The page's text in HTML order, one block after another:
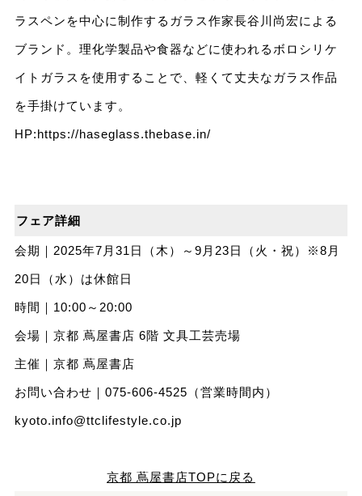
ラスペンを中心に制作するガラス作家長谷川尚宏による
ブランド。理化学製品や食器などに使われるボロシリケ
イトガラスを使用することで、軽くて丈夫なガラス作品
を手掛けています。
HP:https://haseglass.thebase.in/
フェア詳細
会期｜2025年7月31日（木）～9月23日（火・祝）※8月
20日（水）は休館日
時間｜10:00～20:00
会場｜京都 蔦屋書店 6階 文具工芸売場
主催｜京都 蔦屋書店
お問い合わせ｜075-606-4525（営業時間内）
kyoto.info@ttclifestyle.co.jp
京都 蔦屋書店TOPに戻る